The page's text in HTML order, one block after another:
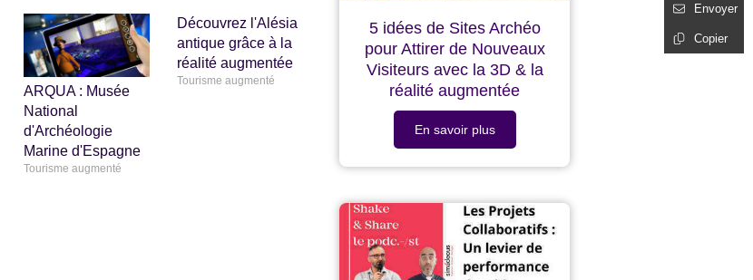
ARQUA : Musée
National
d'Archéologie
Marine d'Espagne
Tourisme augmenté
Découvrez l'Alésia
antique grâce à la
réalité augmentée
Tourisme augmenté
Envoyer
Copier
5 idées de Sites Archéo
pour Attirer de Nouveaux
Visiteurs avec la 3D & la
réalité augmentée
En savoir plus